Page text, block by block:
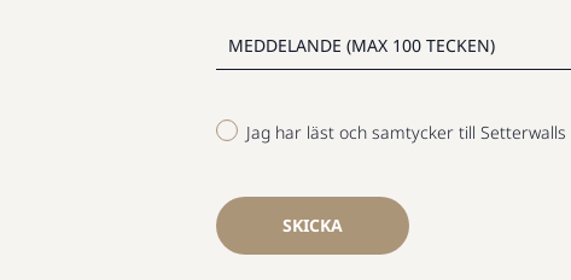
Jag har läst och samtycker till Setterwalls
SKICKA